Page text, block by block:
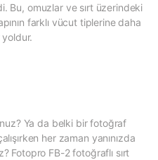
Bu, omuzlar ve sırt üzerindeki
farklı vücut tiplerine daha
Ya da belki bir fotoğraf
her zaman yanınızda
Fotopro FB-2 fotoğraflı sırt